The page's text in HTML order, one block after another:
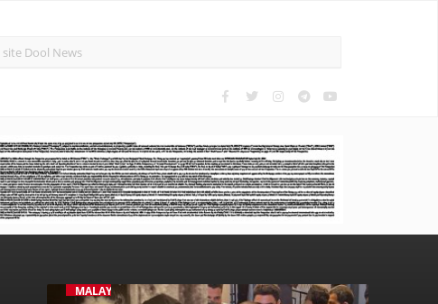
MALAYALAM CINEMA